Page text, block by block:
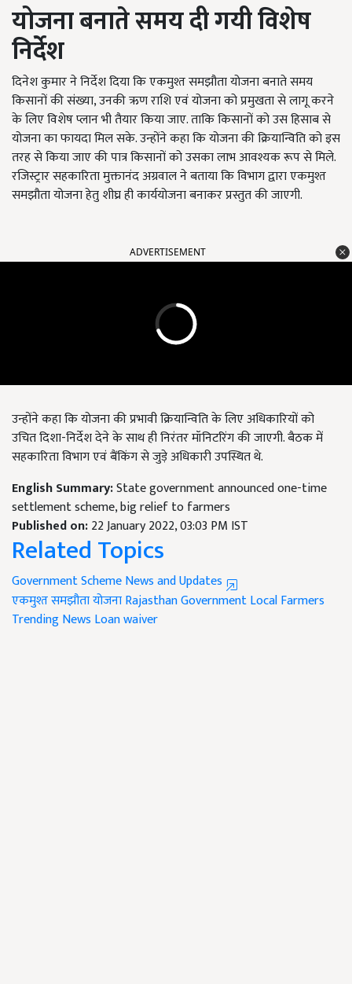
योजना बनाते समय दी गयी विशेष
निर्देश
दिनेश कुमार ने निर्देश दिया कि एकमुश्त समझौता योजना बनाते समय
किसानों की संख्या, उनकी ऋण राशि एवं योजना को प्रमुखता से लागू करने
के लिए विशेष प्लान भी तैयार किया जाए. ताकि किसानों को उस हिसाब से
योजना का फायदा मिल सके. उन्होंने कहा कि योजना की क्रियान्विति को इस
तरह से किया जाए की पात्र किसानों को उसका लाभ आवश्यक रूप से मिले.
रजिस्ट्रार सहकारिता मुक्तानंद अग्रवाल ने बताया कि विभाग द्वारा एकमुश्त
समझौता योजना हेतु शीघ्र ही कार्ययोजना बनाकर प्रस्तुत की जाएगी.
ADVERTISEMENT
उन्होंने कहा कि योजना की प्रभावी क्रियान्विति के लिए अधिकारियों को
उचित दिशा-निर्देश देने के साथ ही निरंतर मॉनिटरिंग की जाएगी. बैठक में
सहकारिता विभाग एवं बैंकिंग से जुड़े अधिकारी उपस्थित थे.
English Summary:State government announced one-time
settlement scheme, big relief to farmers
Published on:22 January 2022, 03:03 PM IST
Related Topics
Government Scheme News and Updates
एकमुश्त समझौता योजनाRajasthan GovernmentLocal Farmers
Trending News Loan waiver